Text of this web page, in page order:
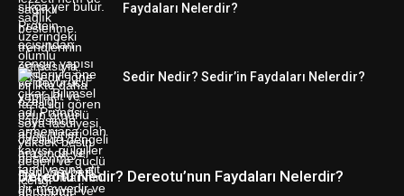
Faydaları Nelerdir?
Sedir Nedir? Sedir’in Faydaları Nelerdir?
Dereotu Nedir? Dereotu’nun Faydaları Nelerdir?